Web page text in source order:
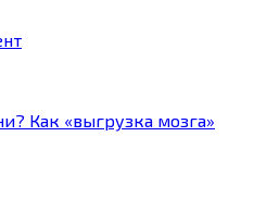
Как «выгрузка мозга»